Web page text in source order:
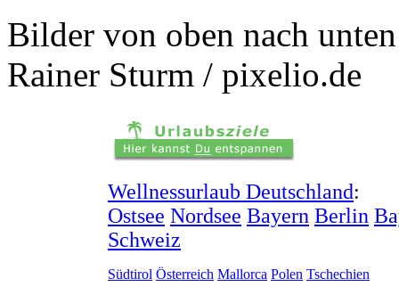
Bilder von oben nach
Rainer Sturm / pixelio.de
Wellnessurlaub Deutschland:
Ostsee Nordsee Bayern Berlin
Schweiz
Südtirol Österreich Mallorca Polen Tschechien